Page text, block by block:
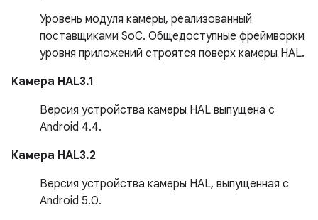
Уровень модуля камеры, реализованный
поставщиками SoC. Общедоступные фреймворки
уровня приложений строятся поверх камеры HAL.
Камера HAL3.1
Версия устройства камеры HAL выпущена с
Android 4.4.
Камера HAL3.2
Версия устройства камеры HAL, выпущенная с
Android 5.0.